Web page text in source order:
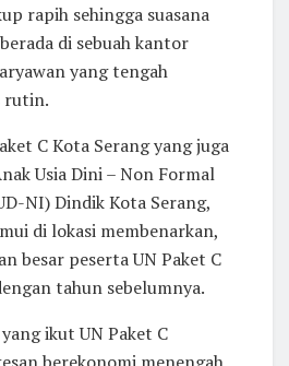
rapih sehingga suasana
di sebuah kantor
yang tengah
rutin.
C Kota Serang yang juga
Usia Dini – Non Formal
NI) Dindik Kota Serang,
di lokasi membenarkan,
besar peserta UN Paket C
tahun sebelumnya.
ikut UN Paket C